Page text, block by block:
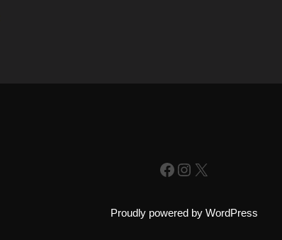
Facebook
Instagram
X
Proudly powered by WordPress